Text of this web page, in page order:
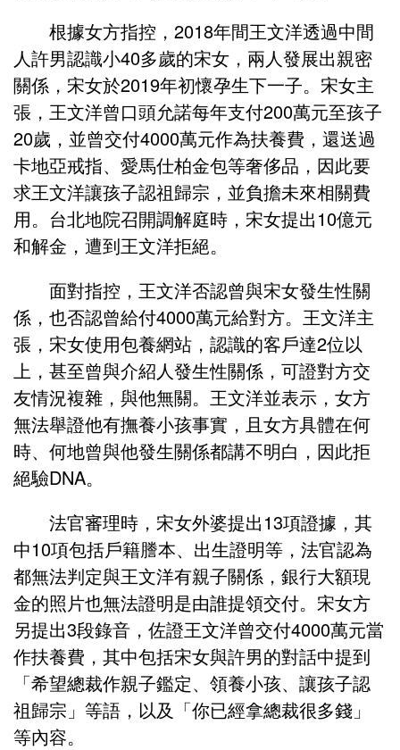
根據女方指控，2018年間王文洋透過中間
人許男認識小40多歲的宋女，兩人發展出親密
關係，宋女於2019年初懷孕生下一子。宋女主
張，王文洋曾口頭允諾每年支付200萬元至孩子
20歲，並曾交付4000萬元作為扶養費，還送過
卡地亞戒指、愛馬仕柏金包等奢侈品，因此要
求王文洋讓孩子認祖歸宗，並負擔未來相關費
用。台北地院召開調解庭時，宋女提出10億元
和解金，遭到王文洋拒絕。
面對指控，王文洋否認曾與宋女發生性關
係，也否認曾給付4000萬元給對方。王文洋主
張，宋女使用包養網站，認識的客戶達2位以
上，甚至曾與介紹人發生性關係，可證對方交
友情況複雜，與他無關。王文洋並表示，女方
無法舉證他有撫養小孩事實，且女方具體在何
時、何地曾與他發生關係都講不明白，因此拒
絕驗DNA。
法官審理時，宋女外婆提出13項證據，其
中10項包括戶籍謄本、出生證明等，法官認為
都無法判定與王文洋有親子關係，銀行大額現
金的照片也無法證明是由誰提領交付。宋女方
另提出3段錄音，佐證王文洋曾交付4000萬元當
作扶養費，其中包括宋女與許男的對話中提到
「希望總裁作親子鑑定、領養小孩、讓孩子認
祖歸宗」等語，以及「你已經拿總裁很多錢」
等內容。